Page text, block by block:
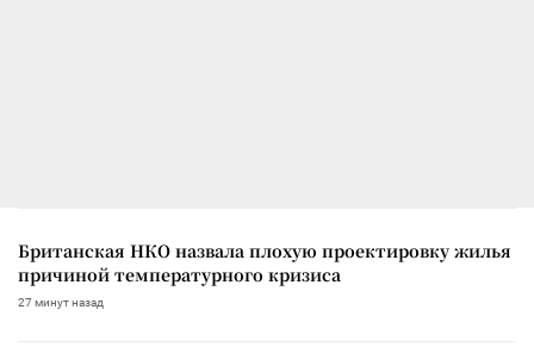
Британская НКО назвала плохую проектировку жилья
причиной температурного кризиса
27 минут назад